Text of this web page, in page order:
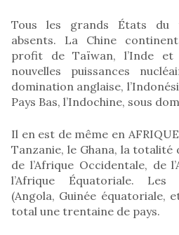
Tous les grands États du
absents. La Chine
profit de Taïwan, l’Inde et
nouvelles puissances
domination anglaise,
Pays Bas, l’Indochine, sous
Il en est de même en
Tanzanie, le Ghana, la totalité
de l’Afrique Occidentale, de
l’Afrique Équatoriale. Les
(Angola, Guinée équatoriale,
total une trentaine de pays.